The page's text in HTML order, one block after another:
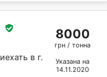
в г.
8000
грн / тонна
Указана на
14.11.2020